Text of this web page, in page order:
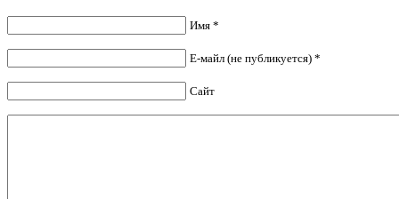
Имя *
Е-майл (не публикуется) *
Сайт